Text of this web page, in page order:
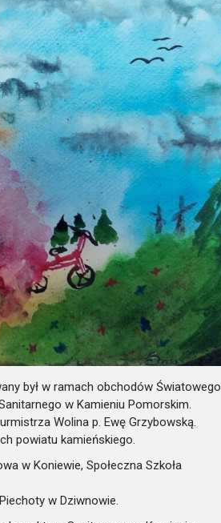
był w ramach obchodów Światowego
w Kamieniu Pomorskim.
Wolina p. Ewę Grzybowską.
powiatu kamieńskiego.
w Koniewie, Społeczna Szkoła
w Dziwnowie.